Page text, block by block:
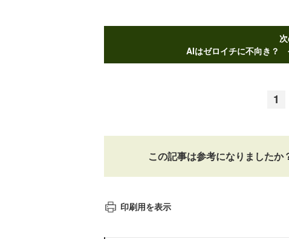
AIはゼロイチに不向き？
1
この記事は参考になりましたか
印刷用を表示